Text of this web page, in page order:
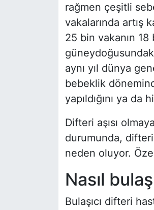
rağmen çeşitli
vakalarında artış
25 bin vakanın
aynı yıl dünya
bebeklik
yapıldığını ya da
Difteri aşısı
durumunda,
neden oluyor.
Nasıl
Bulaşıcı difteri